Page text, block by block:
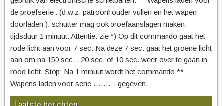
de proefserie : (d.w.z. patroonhouder vullen en het wapen
doorladen ). schutter mag ook proefaanslagen maken,
tijdsduur 1 minuut. Attentie: zie *) Op dit commando gaat het
rode licht aan voor 7 sec. Na deze 7 sec. gaat het groene licht
aan om na 150 sec. , 20 sec. of 10 sec. weer over te gaan in
rood licht. Stop: Na 1 minuut wordt het commando **
Wapens laden voor serie …….. , gegeven.